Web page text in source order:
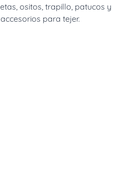
ositos, trapillo, patucos y
para tejer.